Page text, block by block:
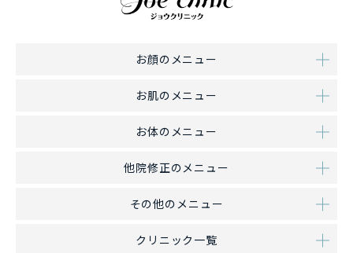
お顔のメニュー
お肌のメニュー
お体のメニュー
他院修正のメニュー
その他のメニュー
クリニック一覧